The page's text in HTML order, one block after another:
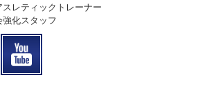
レティックトレーナー
強化スタッフ